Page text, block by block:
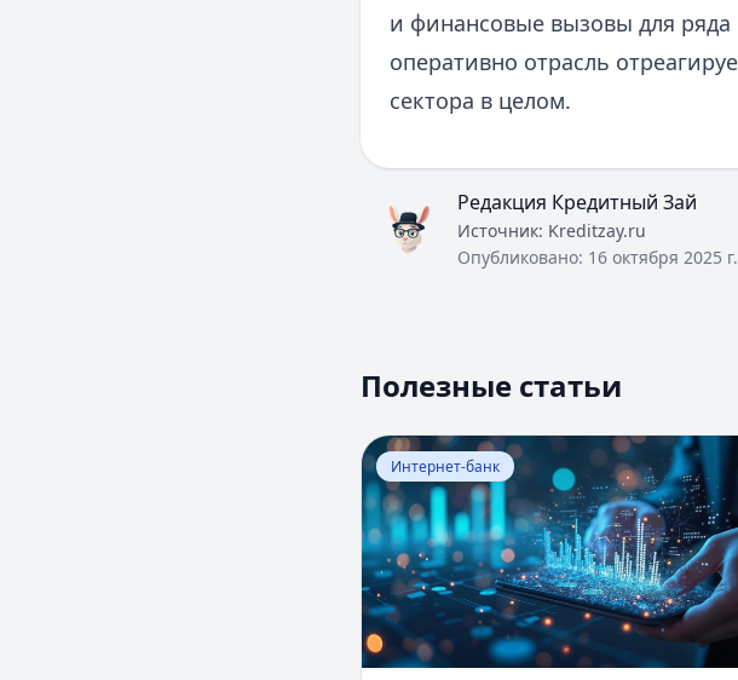
и финансовые вызовы для ряда
оперативно отрасль
сектора в целом.
Редакция Кредитный Зай
Источник: Kreditzay.ru
Опубликовано: 16 октября 2025 г.
Полезные статьи
Перейти к статье: Оценка
Интернет-банк